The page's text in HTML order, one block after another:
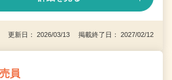
更新日： 2026/03/13 掲載終了日： 2027/02/12
員